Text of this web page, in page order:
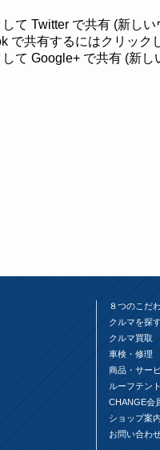
して Twitter で共有 (新し
で共有するにはクリック
して Google+ で共有 (新
８つのこだ
クルマを探
クルマ買取
車検・修理
商品・サー
ルーフテン
CHANGE会
ショップ案内
お問い合わ